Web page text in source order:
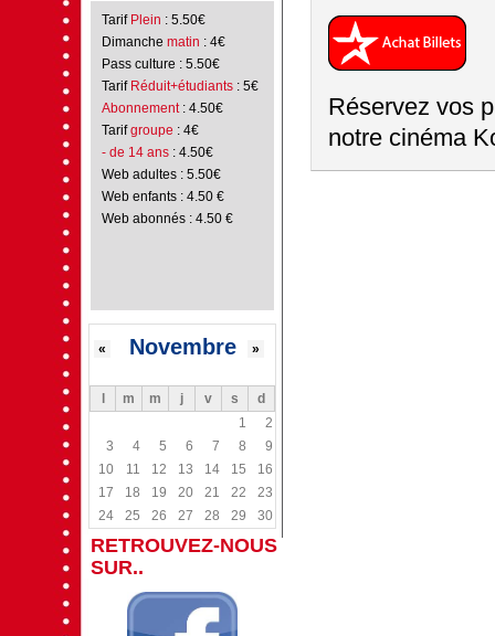
Tarif Plein : 5.50€
Dimanche matin : 4€
Pass culture : 5.50€
Tarif Réduit+étudiants : 5€
Abonnement: 4.50€
Tarifgroupe : 4€
- de 14 ans: 4.50€
Web adultes : 5.50€
Web enfants : 4.50 €
Web abonnés : 4.50 €
Novembre
« »
m m j v s
d
1
2
3
4 5 6 7 8
9
10
11 12 13 14 15
16
17
18 19 20 21 22
23
24
25 26 27 28 29 30
RETROUVEZ-NOUS
SUR..
Réservez vos
notre cinéma